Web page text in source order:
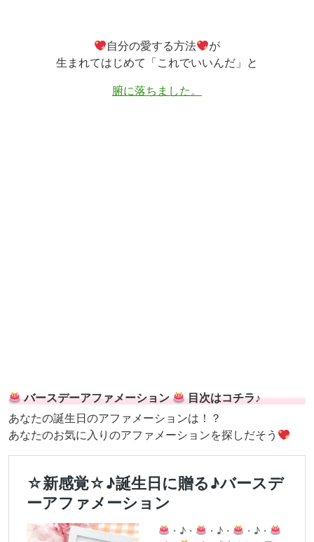
自分の愛する方法
が
生まれてはじめて「これでいいんだ」と
腑に落ちました。
バースデーアファメーション
目次はコチラ♪
あなたの誕生日のアファメーションは！？
あなたのお気に入りのアファメーションを探しだそう